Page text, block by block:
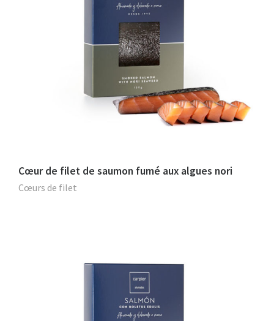
Cœur de filet de saumon fumé aux algues nori
Cœurs de filet